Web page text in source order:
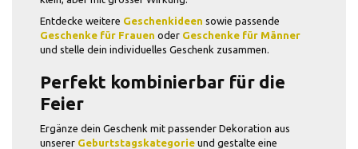
Entdecke weitere Geschenkideen sowie passende
Geschenke für Frauen oder Geschenke für Männer
und stelle dein individuelles Geschenk zusammen.
Perfekt kombinierbar für die
Feier
Ergänze dein Geschenk mit passender Dekoration aus
unserer Geburtstagskategorie und gestalte eine